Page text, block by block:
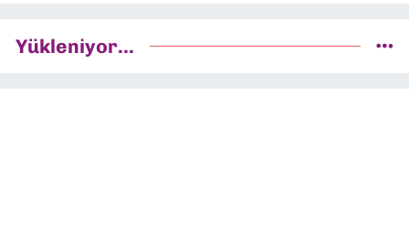
Yükleniyor...